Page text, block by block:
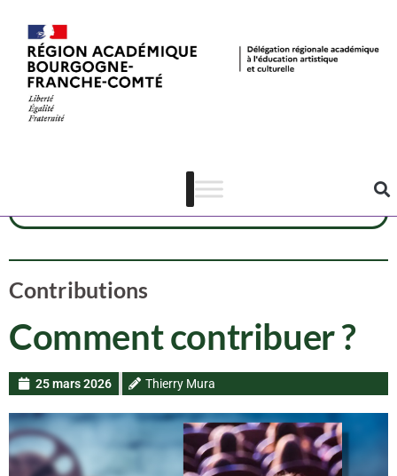
Contributions CAC
Contributions
Comment contribuer ?
25 mars 2026 Thierry Mura